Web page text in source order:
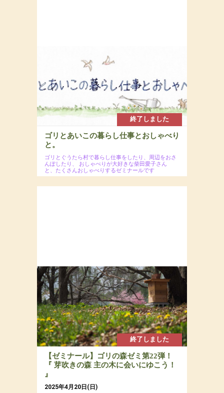
終了しました
ゴリとあいこの暮らし仕事とおしゃべり
と。
ゴリとぐうたら村で暮らし仕事をしたり、周辺をおさ
んぽしたり、
おしゃべりが大好きな柴田愛子さん
と、たくさんおしゃべりするゼミナールです
終了しました
【ゼミナール】ゴリの森ゼミ第22弾！
『 芽吹きの森 主の木に会いにゆこう！
』
2025年4月20日(日)